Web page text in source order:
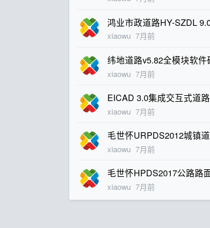
鸿业市政道路HY-SZDL
xiaowu 7月前
纬地道路v5.82全模块软件
xiaowu 7月前
EICAD 3.0集成交互式道
xiaowu 7月前
毛世怀URPDS2012城镇
xiaowu 7月前
毛世怀HPDS2017公路路
xiaowu 7月前